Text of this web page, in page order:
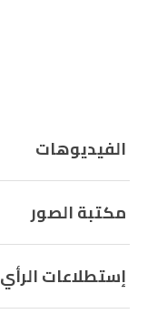
الفيديوهات
مكتبة الصور
إستطلاعات الرأي